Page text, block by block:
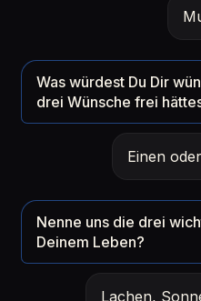
Was würdest Du Dir
drei Wünsche frei
Einen
Nenne uns die drei
Deinem Leben?
Lachen,